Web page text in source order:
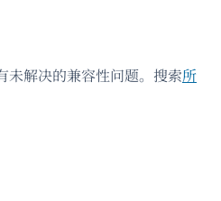
解决的兼容性问题。搜索所